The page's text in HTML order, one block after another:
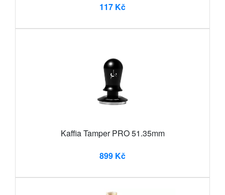
117 Kč
Kaffia Tamper PRO 51.35mm
899 Kč